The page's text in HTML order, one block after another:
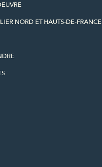
NORD ET HAUTS-DE-FRANCE